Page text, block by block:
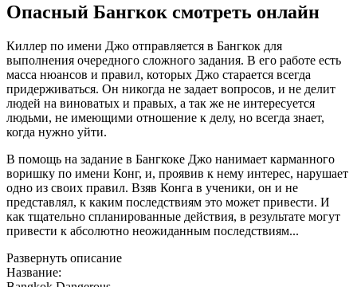
Опасный Бангкок смотреть онлайн
Киллер по имени Джо отправляется в Бангкок для
выполнения очередного сложного задания. В его работе есть
масса нюансов и правил, которых Джо старается всегда
придерживаться. Он никогда не задает вопросов, и не делит
людей на виноватых и правых, а так же не интересуется
людьми, не имеющими отношение к делу, но всегда знает,
когда нужно уйти.
В помощь на задание в Бангкоке Джо нанимает карманного
воришку по имени Конг, и, проявив к нему интерес, нарушает
одно из своих правил. Взяв Конга в ученики, он и не
представлял, к каким последствиям это может привести. И
как тщательно спланированные действия, в результате могут
привести к абсолютно неожиданным последствиям...
Развернуть описание
Название: